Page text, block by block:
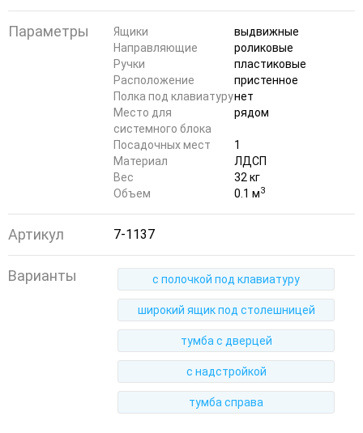
Параметры Ящики
выдвижные
Направляющие
роликовые
Ручки
пластиковые
Расположение
пристенное
Полка под клавиатурунет
Место для
системного блока
рядом
Посадочных мест
1
Материал
ЛДСП
Вес
32 кг
Объем
0.1 м3
Артикул 7-1137
Варианты с полочкой под клавиатуру
широкий ящик под столешницей
тумба с дверцей
с надстройкой
тумба справа